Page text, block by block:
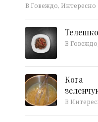
В Говеждо, Интересно
В
В